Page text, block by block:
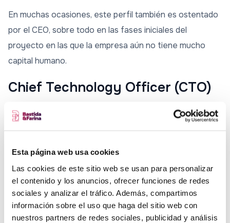
Esta página web usa cookies
Las cookies de este sitio web se usan para personalizar
el contenido y los anuncios, ofrecer funciones de redes
sociales y analizar el tráfico. Además, compartimos
información sobre el uso que haga del sitio web con
nuestros partners de redes sociales, publicidad y análisis
En muchas ocasiones, este perfil también es ostentado
por el CEO, sobre todo en las fases iniciales del
proyecto en las que la empresa aún no tiene mucho
capital humano.
Chief Technology Officer (CTO)
Este puesto lo suelen cubrir las startups que se
desarrollan en entornos digitales y que trabajan con
perfil es el más formado en TIC y temas tecnológicos.
Se conoce también comodirector de tecnología de
sistemas, y su función principal es garantizar el
correcto funcionamiento de los sistemas de la
información. Es decir, se encarga de quela parte